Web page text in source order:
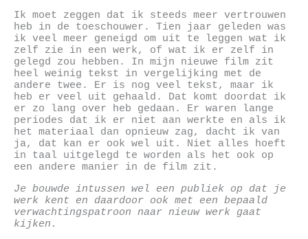
Ik moet zeggen dat ik steeds meer vertrouwen
heb in de toeschouwer. Tien jaar geleden was
ik veel meer geneigd om uit te leggen wat ik
zelf zie in een werk, of wat ik er zelf in
gelegd zou hebben. In mijn nieuwe film zit
heel weinig tekst in vergelijking met de
andere twee. Er is nog veel tekst, maar ik
heb er veel uit gehaald. Dat komt doordat ik
er zo lang over heb gedaan. Er waren lange
periodes dat ik er niet aan werkte en als ik
het materiaal dan opnieuw zag, dacht ik van
ja, dat kan er ook wel uit. Niet alles hoeft
in taal uitgelegd te worden als het ook op
een andere manier in de film zit.
Je bouwde intussen wel een publiek op dat je
werk kent en daardoor ook met een bepaald
verwachtingspatroon naar nieuw werk gaat
kijken.